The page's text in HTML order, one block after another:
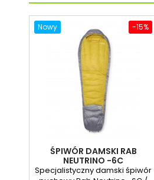
Nowy
ŚPIWÓR DAMSKI RAB
NEUTRINO -6C
Specjalistyczny damski śpiwór
-15%